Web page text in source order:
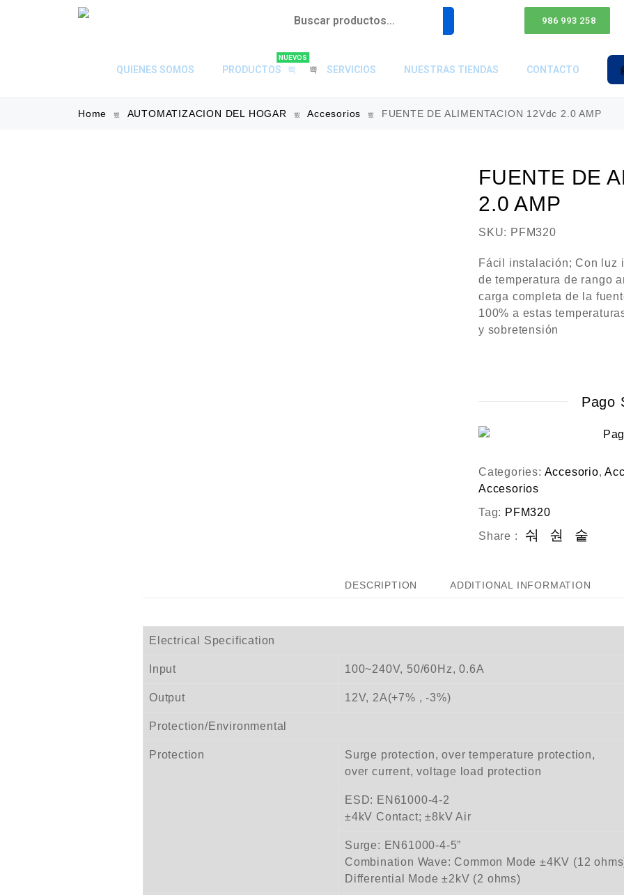
986 993 258
QUIENES SOMOS PRODUCTOS
NUEVOS
SERVICIOS NUESTRAS TIENDAS CONTACTO
Home AUTOMATIZACION DEL HOGAR Accesorios FUENTE DE ALIMENTACION 12Vdc 2.0 AMP
FUENTE DE
2.0 AMP
SKU: PFM320
Fácil instalación; Con luz
de temperatura de rango
carga completa de la
100% a estas
y sobretensión
Pago
Categories: Accesorio,
Accesorios
Tag: PFM320
Share :
DESCRIPTION ADDITIONAL INFORMATION
Electrical Specification
Input 100~240V, 50/60Hz, 0.6A
Output 12V, 2A(+7% , -3%)
Protection/Environmental
Protection
Surge protection, over temperature protection,
over current, voltage load protection
ESD: EN61000-4-2
±4kV Contact; ±8kV Air
Surge: EN61000-4-5”
Combination Wave: Common Mode ±4KV (12
Differential Mode ±2kV (2 ohms)